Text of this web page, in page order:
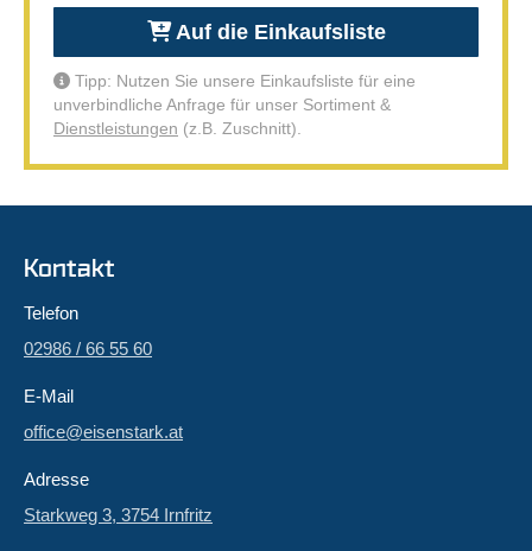
Auf die Einkaufsliste
Tipp: Nutzen Sie unsere Einkaufsliste für eine
unverbindliche Anfrage für unser Sortiment &
Dienstleistungen (z.B. Zuschnitt).
Kontakt
Telefon
02986 / 66 55 60
E-Mail
office@eisenstark.at
Adresse
Starkweg 3, 3754 Irnfritz